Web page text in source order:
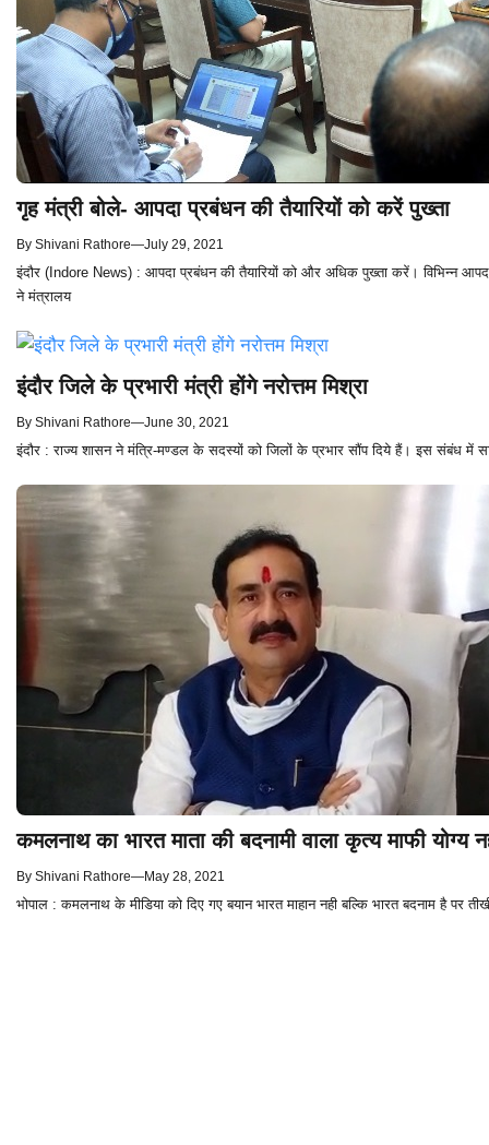
गृह मंत्री बोले- आपदा प्रबंधन की तैयारियों को करें पुख्ता
By Shivani Rathore—July 29, 2021
इंदौर (Indore News) : आपदा प्रबंधन की तैयारियों को और अधिक पुख्ता करें। विभिन्न
ने मंत्रालय
इंदौर जिले के प्रभारी मंत्री होंगे नरोत्तम मिश्रा
By Shivani Rathore—June 30, 2021
इंदौर : राज्य शासन ने मंत्रि-मण्डल के सदस्यों को जिलों के प्रभार सौंप दिये हैं। इस संबंध में
कमलनाथ का भारत माता की बदनामी वाला कृत्य माफी योग्य
By Shivani Rathore—May 28, 2021
भोपाल : कमलनाथ के मीडिया को दिए गए बयान भारत माहान नही बल्कि भारत बदनाम है पर